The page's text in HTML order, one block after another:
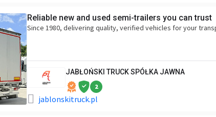
Reliable new and used semi-trailers you can trust
Since 1980, delivering quality, verified vehicles for your
JABŁOŃSKI TRUCK SPÓŁKA JAWNA
2
jablonskitruck.pl